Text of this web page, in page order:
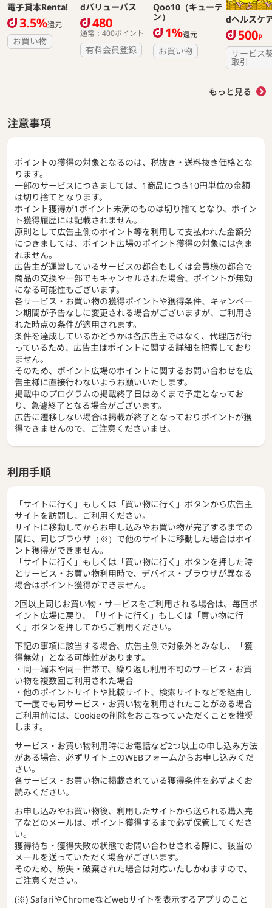
電子貸本Renta!
3.5%還元
お買い物
dバリューパス
480
通常：400ポイント
有料会員登録
Qoo10（キューテ
ン）
1%還元
お買い物
dヘルスケ
500P
サービス
取引
もっと見る
注意事項
ポイントの獲得の対象となるのは、税抜き・送料抜き価格とな
ります。
一部のサービスにつきましては、1商品につき10円単位の金額
は切り捨てとなります。
ポイント獲得が1ポイント未満のものは切り捨てとなり、ポイン
ト獲得履歴には記載されません。
原則として広告主側のポイント等を利用して支払われた金額分
につきましては、ポイント広場のポイント獲得の対象には含ま
れません。
広告主が運営しているサービスの都合もしくは会員様の都合で
商品の交換や一部でもキャンセルされた場合、ポイントが無効
になる可能性もございます。
各サービス・お買い物の獲得ポイントや獲得条件、キャンペー
ン期間が予告なしに変更される場合がございますが、ご利用さ
れた時点の条件が適用されます。
条件を達成しているかどうかは各広告主ではなく、代理店が行
っているため、広告主はポイントに関する詳細を把握しており
ません。
そのため、ポイント広場のポイントに関するお問い合わせを広
告主様に直接行わないようお願いいたします。
掲載中のプログラムの掲載終了日はあくまで予定となってお
り、急遽終了となる場合がございます。
広告に遷移しない場合は掲載が終了となっておりポイントが獲
得できませんので、ご注意くださいませ。
利用手順
「サイトに行く」もしくは「買い物に行く」ボタンから広告主
サイトを訪問し、ご利用ください。
サイトに移動してからお申し込みやお買い物が完了するまでの
間に、同じブラウザ（※）で他のサイトに移動した場合はポイ
ント獲得ができません。
「サイトに行く」もしくは「買い物に行く」ボタンを押した時
とサービス・お買い物利用時で、デバイス・ブラウザが異なる
場合はポイント獲得ができません。
2回以上同じお買い物・サービスをご利用される場合は、毎回ポ
イント広場に戻り、「サイトに行く」もしくは「買い物に行
く」ボタンを押してからご利用ください。
下記の事項に該当する場合、広告主側で対象外とみなし、「獲
得無効」となる可能性があります。
・同一端末や同一世帯で、繰り返し利用不可のサービス・お買
い物を複数回ご利用された場合
・他のポイントサイトや比較サイト、検索サイトなどを経由し
て一度でも同サービス・お買い物を利用されたことがある場合
ご利用前には、Cookieの削除をおこなっていただくことを推奨
します。
サービス・お買い物利用時にお電話など2つ以上の申し込み方法
がある場合、必ずサイト上のWEBフォームからお申し込みくだ
さい。
各サービス・お買い物に掲載されている獲得条件を必ずよくお
読みください。
お申し込みやお買い物後、利用したサイトから送られる購入完
了などのメールは、ポイント獲得するまで必ず保管してくださ
い。
獲得待ち・獲得失敗の状態でお問い合わせされる際に、該当の
メールを送っていただく場合がございます。
そのため、紛失・破棄された場合は対応いたしかねますので、
ご注意ください。
(※) SafariやChromeなどwebサイトを表示するアプリのこと